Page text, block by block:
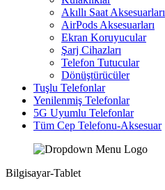
Akıllı Saat Aksesuarları
AirPods Aksesuarları
Ekran Koruyucular
Şarj Cihazları
Telefon Tutucular
Dönüştürücüler
Tuşlu Telefonlar
Yenilenmiş Telefonlar
5G Uyumlu Telefonlar
Tüm Cep Telefonu-Aksesuar
Bilgisayar-Tablet